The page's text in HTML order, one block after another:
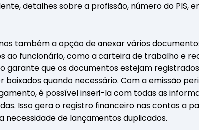
detalhes sobre a profissão, número do PIS,
também a opção de anexar vários
ao funcionário, como a carteira de trabalho e
garante que os documentos estejam
baixados quando necessário. Com a emissão
é possível inseri-la com todas as
Isso gera o registro financeiro nas contas a
necessidade de lançamentos duplicados.